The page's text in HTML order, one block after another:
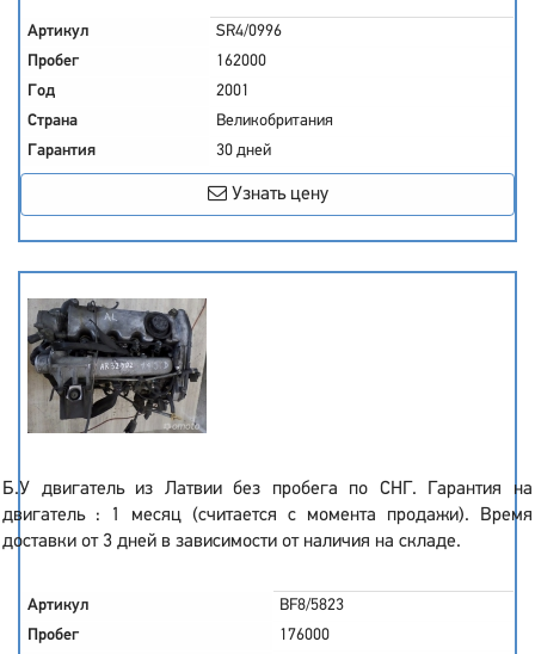
Артикул
SR4/0996
Пробег
162000
Год
2001
Страна
Великобритания
Гарантия
30 дней
Узнать цену
Б.У двигатель из Латвии без пробега по СНГ. Гарантия на
двигатель : 1 месяц (считается с момента продажи). Время
доставки от 3 дней в зависимости от наличия на складе.
Артикул
BF8/5823
Пробег
176000